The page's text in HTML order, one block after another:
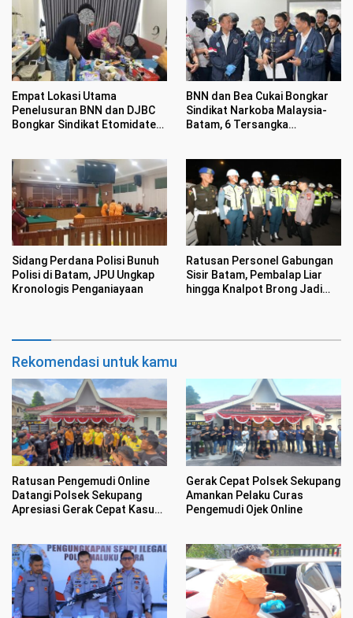
Empat Lokasi Utama
Penelusuran BNN dan DJBC
Bongkar Sindikat Etomidate
BNN dan Bea Cukai Bongkar
Sindikat Narkoba Malaysia-
Batam, 6 Tersangka
Sidang Perdana Polisi Bunuh
Polisi di Batam, JPU Ungkap
Kronologis Penganiayaan
Ratusan Personel Gabungan
Sisir Batam, Pembalap Liar
hingga Knalpot Brong Jadi
Rekomendasi untuk kamu
Ratusan Pengemudi Online
Datangi Polsek Sekupang
Apresiasi Gerak Cepat Kasus
Gerak Cepat Polsek Sekupang
Amankan Pelaku Curas
Pengemudi Ojek Online